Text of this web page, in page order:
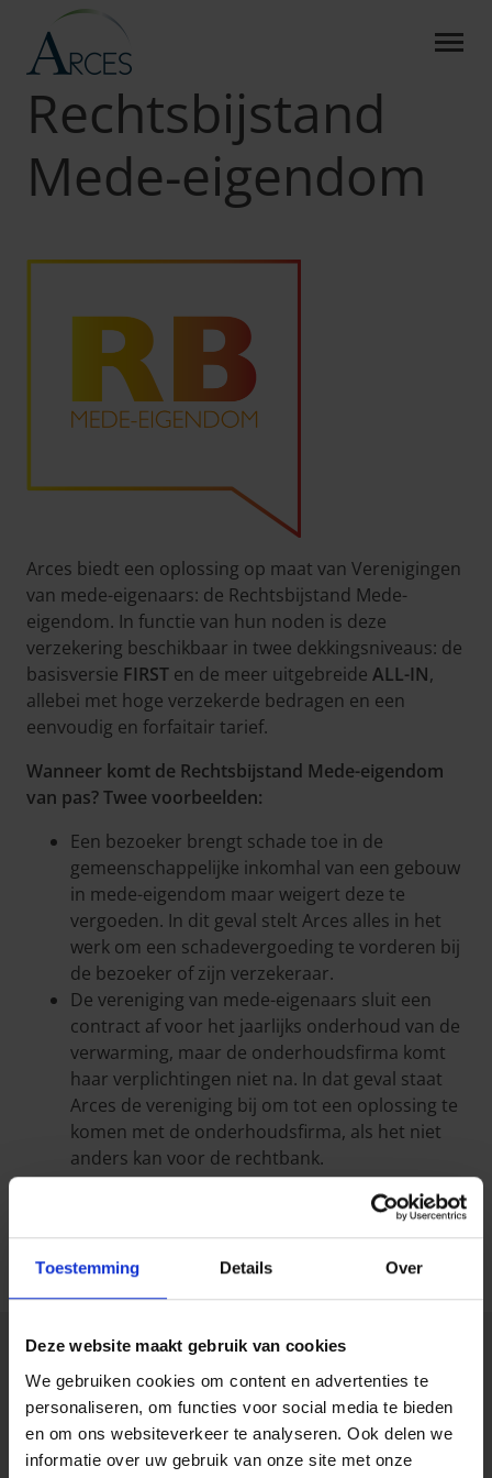
Toestemming Details Over
Deze website maakt gebruik van cookies
We gebruiken cookies om content en advertenties te
personaliseren, om functies voor social media te bieden
en om ons websiteverkeer te analyseren. Ook delen we
informatie over uw gebruik van onze site met onze
Skip to Main Content
RECHTSBIJSTAND
Arces Producten
Rechtsbijstand
Mede-eigendom
Arces biedt een oplossing op maat van Verenigingen
van mede-eigenaars: de Rechtsbijstand Mede-
eigendom. In functie van hun noden is deze
verzekering beschikbaar in twee dekkingsniveaus: de
basisversie FIRST en de meer uitgebreide ALL-IN,
allebei met hoge verzekerde bedragen en een
eenvoudig en forfaitair tarief.
Wanneer komt de Rechtsbijstand Mede-eigendom
van pas? Twee voorbeelden:
Een bezoeker brengt schade toe in de
gemeenschappelijke inkomhal van een gebouw
in mede-eigendom maar weigert deze te
vergoeden. In dit geval stelt Arces alles in het
werk om een schadevergoeding te vorderen bij
de bezoeker of zijn verzekeraar.
De vereniging van mede-eigenaars sluit een
contract af voor het jaarlijks onderhoud van de
verwarming, maar de onderhoudsfirma komt
haar verplichtingen niet na. In dat geval staat
Arces de vereniging bij om tot een oplossing te
komen met de onderhoudsfirma, als het niet
anders kan voor de rechtbank.
Met de Rechtsbijstand Mede-eigendom zet Arces alle
middelen in om de belangen van de verenigingen
Uitsluitingen &
beperkingen
Op de verzekering Rechtsbijstand Mede-eigendom